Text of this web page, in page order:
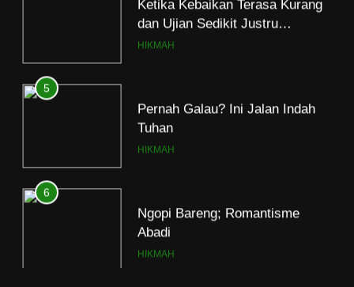
dan Ujian Sedikit Justru
Menjerumuskan
HIKMAH
5
Tuhan
HIKMAH
6
Abadi
HIKMAH